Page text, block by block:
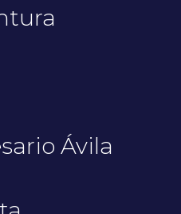
Ávila